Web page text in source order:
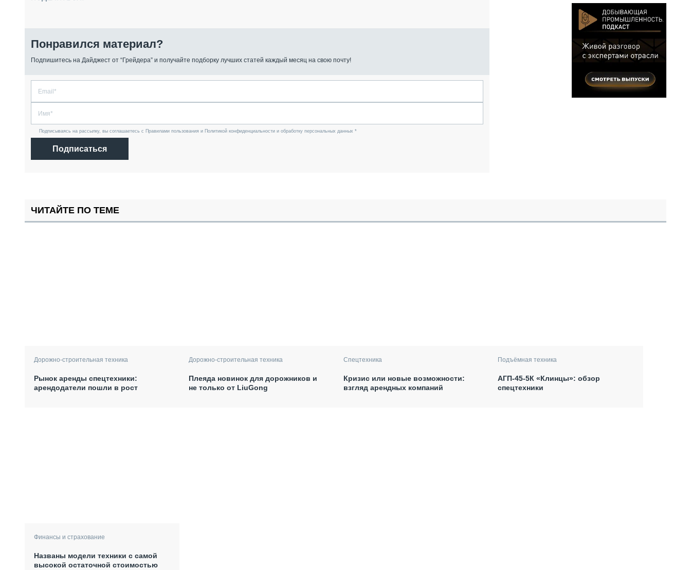
Понравился материал?
Подпишитесь на Дайджест от “Грейдера” и получайте подборку лучших статей каждый месяц на свою почту!
Подписываясь на рассылку, вы соглашаетесь с Правилами пользования и Политикой конфиденциальности и обработку персональных данных *
Подписаться
ЧИТАЙТЕ ПО ТЕМЕ
Дорожно-строительная техника
Рынок аренды спецтехники:
арендодатели пошли в рост
Дорожно-строительная техника
Плеяда новинок для дорожников и
не только от LiuGong
Спецтехника
Кризис или новые возможности:
взгляд арендных компаний
Подъёмная техника
АГП-45-5К «Клинцы»: обзор
спецтехники
Финансы и страхование
Названы модели техники с самой
высокой остаточной стоимостью